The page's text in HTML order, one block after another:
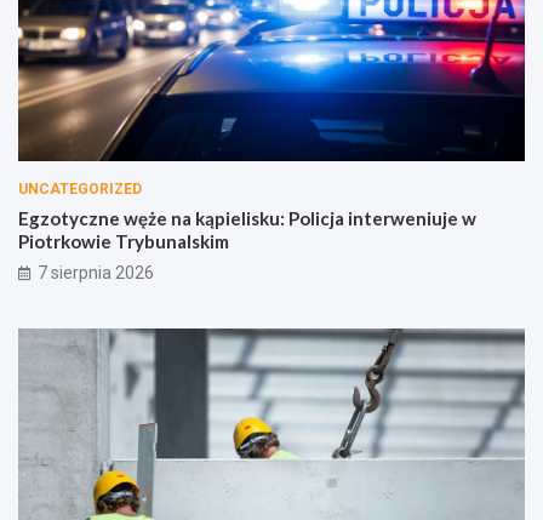
UNCATEGORIZED
Egzotyczne węże na kąpielisku: Policja interweniuje w
Piotrkowie Trybunalskim
7 sierpnia 2026